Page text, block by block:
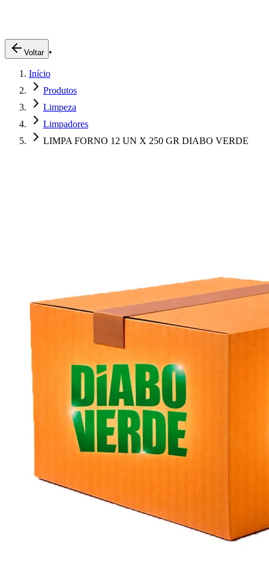
Pedidos Online
Trabalhe Conosco
Voltar •
Início
Produtos
Limpeza
Limpadores
LIMPA FORNO 12 UN X 250 GR DIABO VERDE